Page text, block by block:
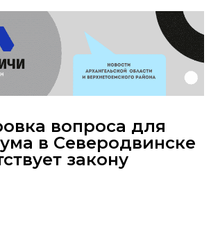
вопроса для
в Северодвинске
закону